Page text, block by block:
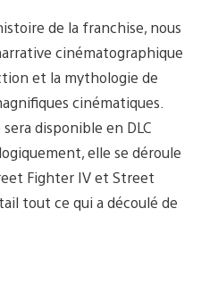
de la franchise, nous
cinématographique
et la mythologie de
cinématiques.
disponible en DLC
elle se déroule
Fighter IV et Street
tout ce qui a découlé de